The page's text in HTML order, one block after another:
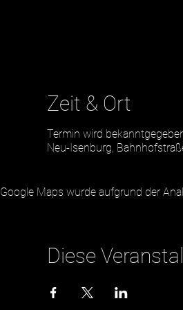
Zeit & Ort
Termin wird
Neu-Isenburg,
Google Maps wurde aufgrund der
Diese